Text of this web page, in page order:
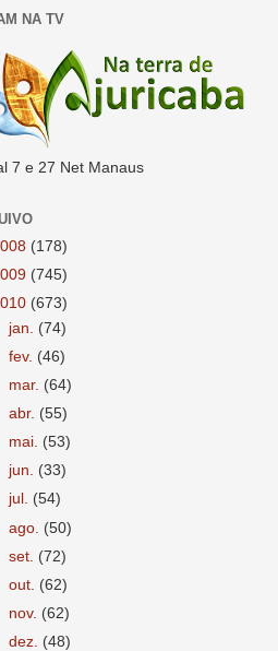
NA TV
7 e 27 Net Manaus
(178)
(745)
(673)
jan. (74)
fev. (46)
mar. (64)
abr. (55)
mai. (53)
jun. (33)
jul. (54)
ago. (50)
set. (72)
out. (62)
nov. (62)
dez. (48)